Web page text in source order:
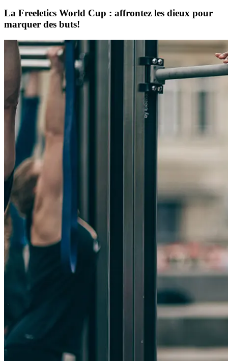
La Freeletics World Cup : affrontez les dieux pour
marquer des buts!